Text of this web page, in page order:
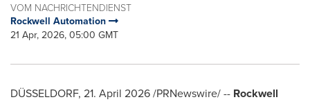
VOM NACHRICHTENDIENST
Rockwell Automation
21 Apr, 2026, 05:00 GMT
DÜSSELDORF, 21. April 2026/PRNewswire/ -- Rockwell